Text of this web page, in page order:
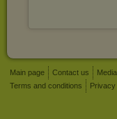
Main page Contact us Media
Terms and conditions